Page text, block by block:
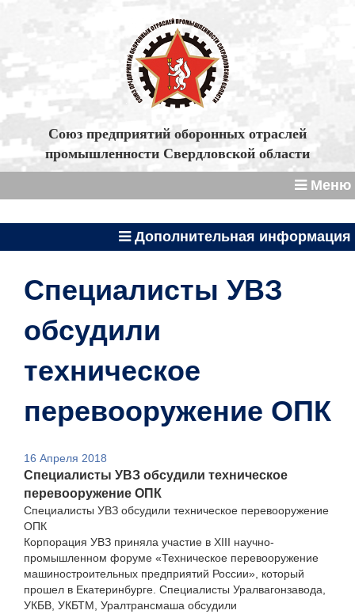
Союз предприятий оборонных отраслей
промышленности Свердловской области
Меню
Дополнительная информация
Специалисты УВЗ
обсудили
техническое
перевооружение ОПК
16 Апреля 2018
Специалисты УВЗ обсудили техническое
перевооружение ОПК
Специалисты УВЗ обсудили техническое перевооружение
ОПК
Корпорация УВЗ приняла участие в XIII научно-
промышленном форуме «Техническое перевооружение
машиностроительных предприятий России», который
прошел в Екатеринбурге. Специалисты Уралвагонзавода,
УКБВ, УКБТМ, Уралтрансмаша обсудили